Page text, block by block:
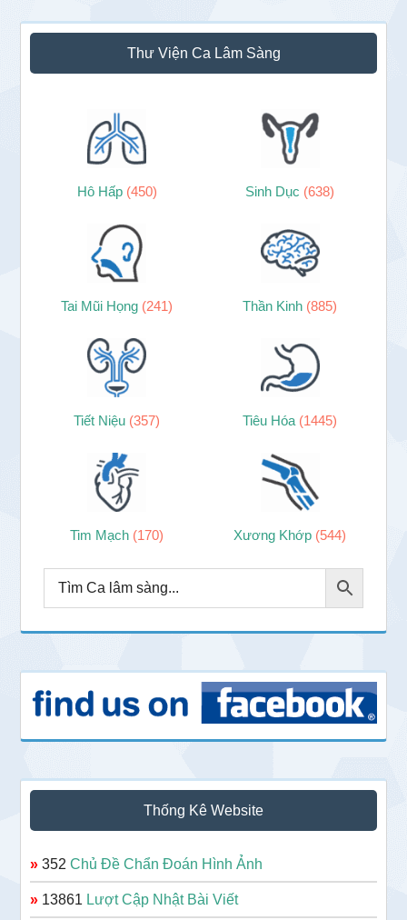
Sidebar
chính
Thư Viện Ca Lâm Sàng
Hô Hấp (450) Sinh Dục (638)
Tai Mũi Họng (241) Thần Kinh (885)
Tiết Niệu (357) Tiêu Hóa (1445)
Tim Mạch (170) Xương Khớp (544)
Thống Kê Website
» 352Chủ Đề Chẩn Đoán Hình Ảnh
» 13861 Lượt Cập Nhật Bài Viết